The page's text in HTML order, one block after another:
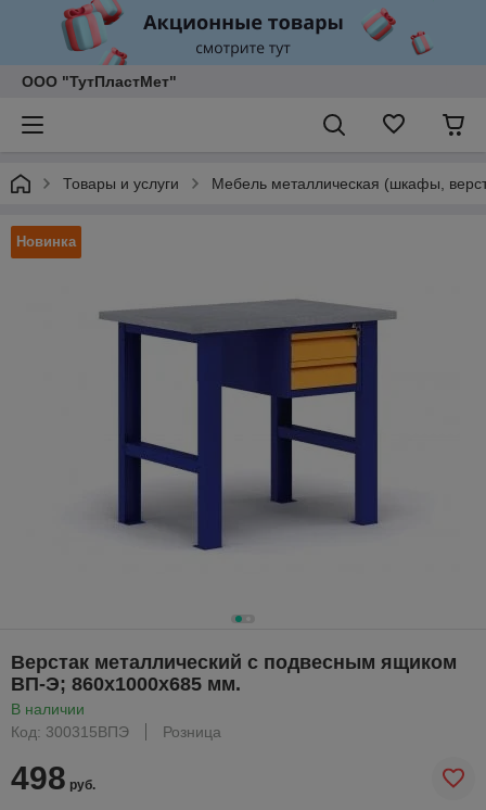
ООО "ТутПластМет"
Товары и услуги Мебель металлическая (шкафы,
Новинка
Верстак металлический с подвесным ящиком
ВП-Э; 860х1000х685 мм.
В наличии
Код: 300315ВПЭ
Розница
498 руб.